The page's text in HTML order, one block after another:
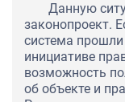
Данную
законопроект.
система прошли
инициативе
возможность
об объекте и